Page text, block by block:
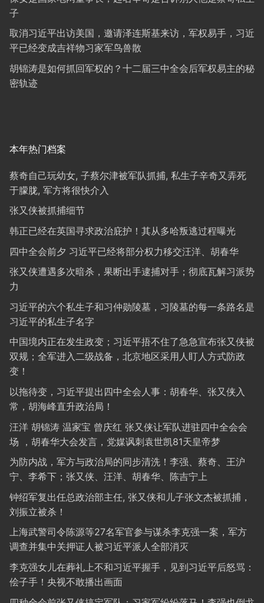
子
取消习近平出访美国，邀请泽连斯基来访，军权易手，习近
平已经变成吉祥物习家军鸟兽散
胡锦涛是如何抓回军权的？十二届三中全会后军权易主的秘
密轨迹
本年热门档案
蔡奇自己玩幼女, 子蔡尔津被军队抓捕, 私生子辛奇又弄死
于朦胧, 军方将很快介入
张又侠被抓捕细节
韩正已经在英国寻求政治庇护！其从多哈叛逃过程曝光
四中全会前夕 习近平已经将部分权力移交汪洋、胡春华
张又侠遭遇多次暗杀，果断出手逮捕对手；彻底瓦解习派势
力
习近平的六个私生子和习仲勋陵墓，习陵墓的每一条路名是
习近平的私生子名字
中国境内正在发生政变；习近平捂不住了急急宣布张又侠被
双规；全军进入二级战备，北京地区采用人盯人方式防政
变！
以拖待变，习近平提出四中全会人事：胡春华、张又侠入
常，胡海峰直升政治局！
汪洋 胡锦涛 温家宝 曾庆红 张又侠让军队进驻四中全会会
场 ，胡春华大会发言，党媒讽刺袁世凯81天皇帝梦
为防内战，军方与政治局的同步清洗！李强、蔡奇、王沪
宁、李希下；张又侠、汪洋、胡春华、陈吉宁上
钟绍军复出任总政治部主任, 张又侠和儿子张文杰被抓捕，
刘振立被杀！
上海武警司令陈源等27名军官参与谋杀李克强一案，军方
调查并集中关押证人被习近平派人全部消灭
李克强女儿在葬礼上不和习近平握手，见到习近平后怒骂：
侩子手！央视不敢播出画面